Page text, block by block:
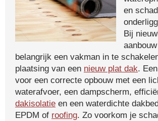
en
Bij
belangrijk een vakman in te
plaatsing van een nieuw plat dak.
voor een correcte opbouw met een
waterafvoer, een dampscherm,
dakisolatie en een waterdichte
EPDM of roofing. Zo voorkom je